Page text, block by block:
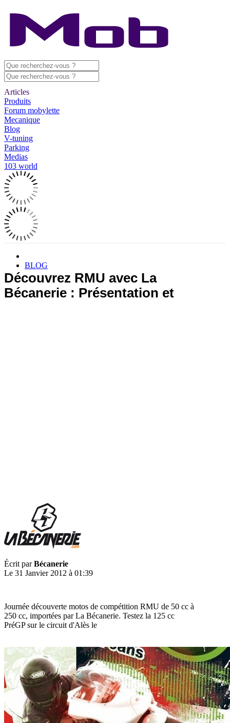
Articles
Produits
Forum mobylette
Mecanique
Blog
V-tuning
Parking
Medias
103 world
BLOG
Découvrez RMU avec La
Bécanerie : Présentation et
Écrit parBécanerie
Le 31 Janvier 2012 à 01:39
Journée découverte motos de compétition RMU de 50 cc à
250 cc, importées par La Bécanerie. Testez la 125 cc
PréGP sur le circuit d'Alès le